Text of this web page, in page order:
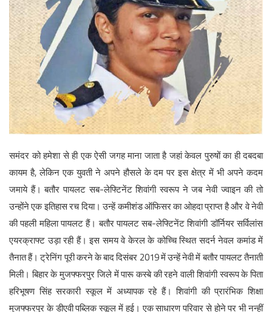
Hall
Of
Fame
Contact
English
समंदर को हमेशा से ही एक ऐसी जगह माना जाता है जहां केवल पुरुषों का ही दबदबा
कायम है, लेकिन एक युवती ने अपने हौसले के दम पर इस क्षेत्र में भी अपने कदम
जमाये हैं। बतौर पायलट सब-लेफ्टिनेंट शिवांगी स्‍वरूप ने जब नेवी ज्वाइन की तो
उन्होंने एक इतिहास रच दिया। उन्हें कमीशंड ऑफिसर का ओहदा प्राप्त है और वे नेवी
की पहली महिला पायलट हैं। बतौर पायलट सब-लेफ्टिनेंट शिवांगी डॉर्नियर सर्विलांस
एयरक्राफ्ट उड़ा रही हैं। इस समय वे केरल के कोच्चि स्थित सदर्न नेवल कमांड में
तैनात हैं। ट्रेनिंग पूरी करने के बाद दिसंबर 2019 में उन्हें नेवी में बतौर पायलट तैनाती
मिली। बिहार के मुजफ्फरपुर जिले में पारू कस्बे की रहने वाली शिवांगी स्वरूप के पिता
हरिभूषण सिंह सरकारी स्कूल में अध्यापक रहे हैं। शिवांगी की प्रारंभिक शिक्षा
मुजफ्फरपुर के डीएवी पब्लिक स्कूल में हुई। एक साधारण परिवार से होने पर भी नन्हीं